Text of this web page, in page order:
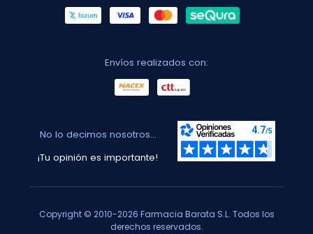
Envíos realizados con:
No lo decimos nosotros...
¡Tu opinión es importante!
Copyright © 2010-2026 Farmacia Barata S.L. Todos los
derechos reservados.